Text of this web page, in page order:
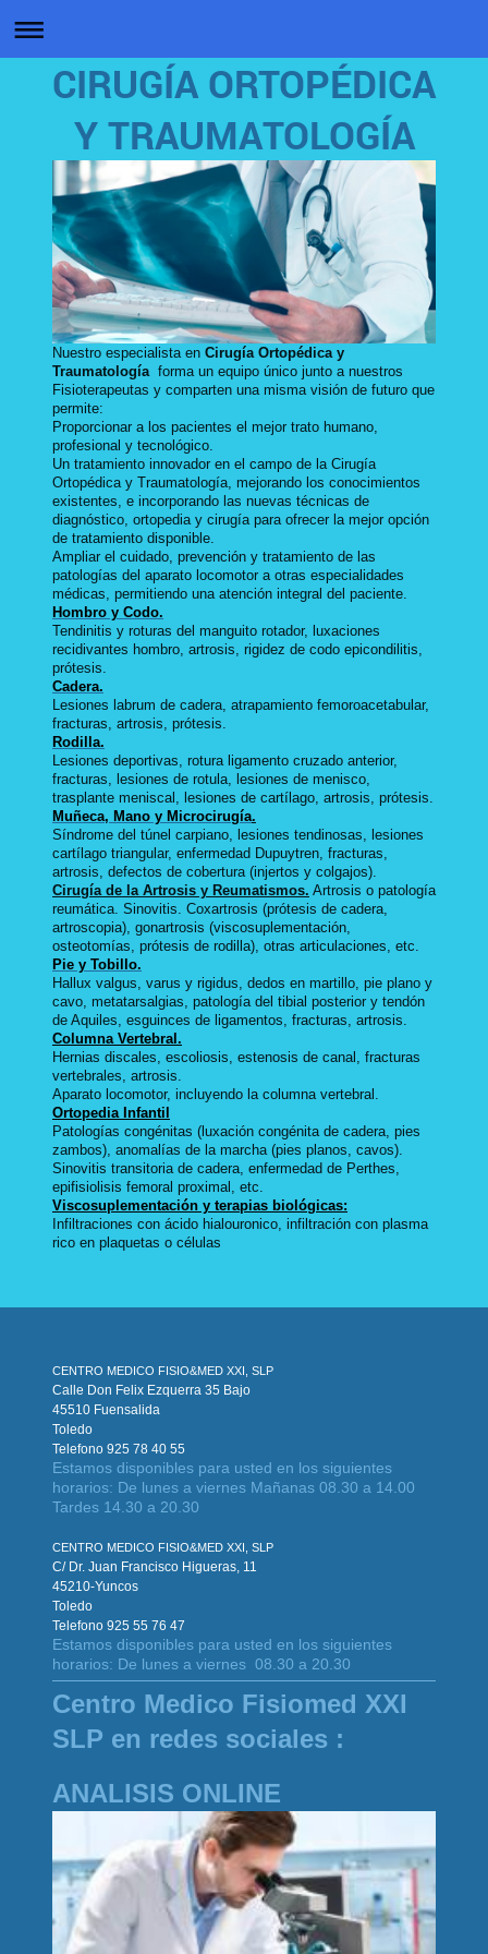
CIRUGÍA ORTOPÉDICA
Y TRAUMATOLOGÍA
Nuestro especialista en Cirugía Ortopédica y
Traumatología forma un equipo único junto a nuestros
Fisioterapeutas y comparten una misma visión de futuro que
permite:
Proporcionar a los pacientes el mejor trato humano,
profesional y tecnológico.
Un tratamiento innovador en el campo de la Cirugía
Ortopédica y Traumatología, mejorando los conocimientos
existentes, e incorporando las nuevas técnicas de
diagnóstico, ortopedia y cirugía para ofrecer la mejor opción
de tratamiento disponible.
Ampliar el cuidado, prevención y tratamiento de las
patologías del aparato locomotor a otras especialidades
médicas, permitiendo una atención integral del paciente.
Hombro y Codo.
Tendinitis y roturas del manguito rotador, luxaciones
recidivantes hombro, artrosis, rigidez de codo epicondilitis,
prótesis.
Cadera.
Lesiones labrum de cadera, atrapamiento femoroacetabular,
fracturas, artrosis, prótesis.
Rodilla.
Lesiones deportivas, rotura ligamento cruzado anterior,
fracturas, lesiones de rotula, lesiones de menisco,
trasplante meniscal, lesiones de cartílago, artrosis, prótesis.
Muñeca, Mano y Microcirugía.
Síndrome del túnel carpiano, lesiones tendinosas, lesiones
cartílago triangular, enfermedad Dupuytren, fracturas,
artrosis, defectos de cobertura (injertos y colgajos).
Cirugía de la Artrosis y Reumatismos. Artrosis o patología
reumática. Sinovitis. Coxartrosis (prótesis de cadera,
artroscopia), gonartrosis (viscosuplementación,
osteotomías, prótesis de rodilla), otras articulaciones, etc.
Pie y Tobillo.
Hallux valgus, varus y rigidus, dedos en martillo, pie plano y
cavo, metatarsalgias, patología del tibial posterior y tendón
de Aquiles, esguinces de ligamentos, fracturas, artrosis.
Columna Vertebral.
Hernias discales, escoliosis, estenosis de canal, fracturas
vertebrales, artrosis.
Aparato locomotor, incluyendo la columna vertebral.
Ortopedia Infantil
Patologías congénitas (luxación congénita de cadera, pies
zambos), anomalías de la marcha (pies planos, cavos).
Sinovitis transitoria de cadera, enfermedad de Perthes,
epifisiolisis femoral proximal, etc.
Viscosuplementación y terapias biológicas:
Infiltraciones con ácido hialouronico, infiltración con plasma
rico en plaquetas o células
CENTRO MEDICO FISIO&MED XXI, SLP
Calle Don Felix Ezquerra 35 Bajo
45510 Fuensalida
Toledo
Telefono 925 78 40 55
Estamos disponibles para usted en los siguientes
horarios: De lunes a viernes Mañanas 08.30 a 14.00
Tardes 14.30 a 20.30
CENTRO MEDICO FISIO&MED XXI, SLP
C/ Dr. Juan Francisco Higueras, 11
45210-Yuncos
Toledo
Telefono 925 55 76 47
Estamos disponibles para usted en los siguientes
horarios: De lunes a viernes 08.30 a 20.30
Centro Medico Fisiomed XXI
SLP en redes sociales :
ANALISIS ONLINE